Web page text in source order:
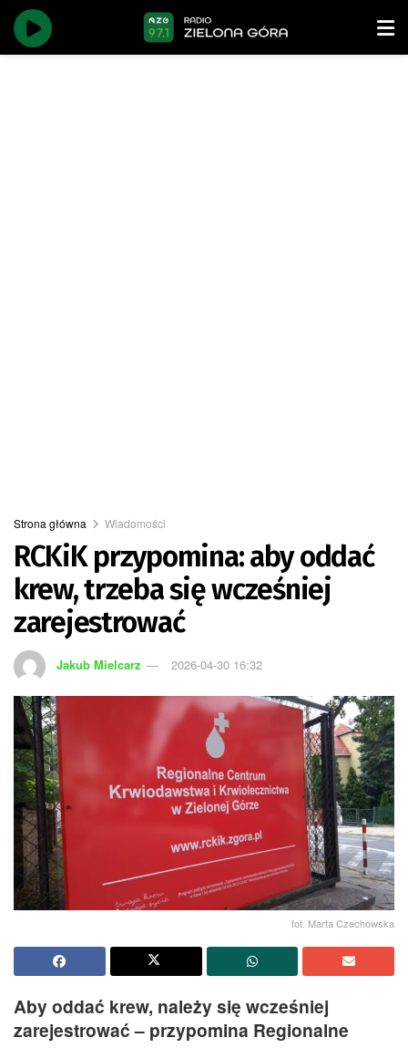
Strona główna Wiadomości
RCKiK przypomina: aby oddać
krew, trzeba się wcześniej
zarejestrować
Jakub Mielcarz 2026-04-30 16:32
fot. Marta Czechowska
Aby oddać krew, należy się wcześniej
zarejestrować – przypomina Regionalne